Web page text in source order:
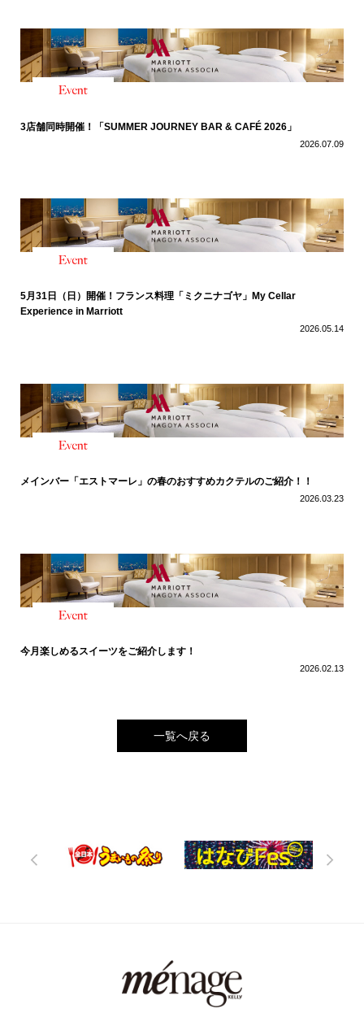
3店舗同時開催！「SUMMER JOURNEY BAR & CAFÉ 2026」
2026.07.09
5月31日（日）開催！フランス料理「ミクニナゴヤ」My Cellar
Experience in Marriott
2026.05.14
メインバー「エストマーレ」の春のおすすめカクテルのご紹介！！
2026.03.23
今月楽しめるスイーツをご紹介します！
2026.02.13
一覧へ戻る